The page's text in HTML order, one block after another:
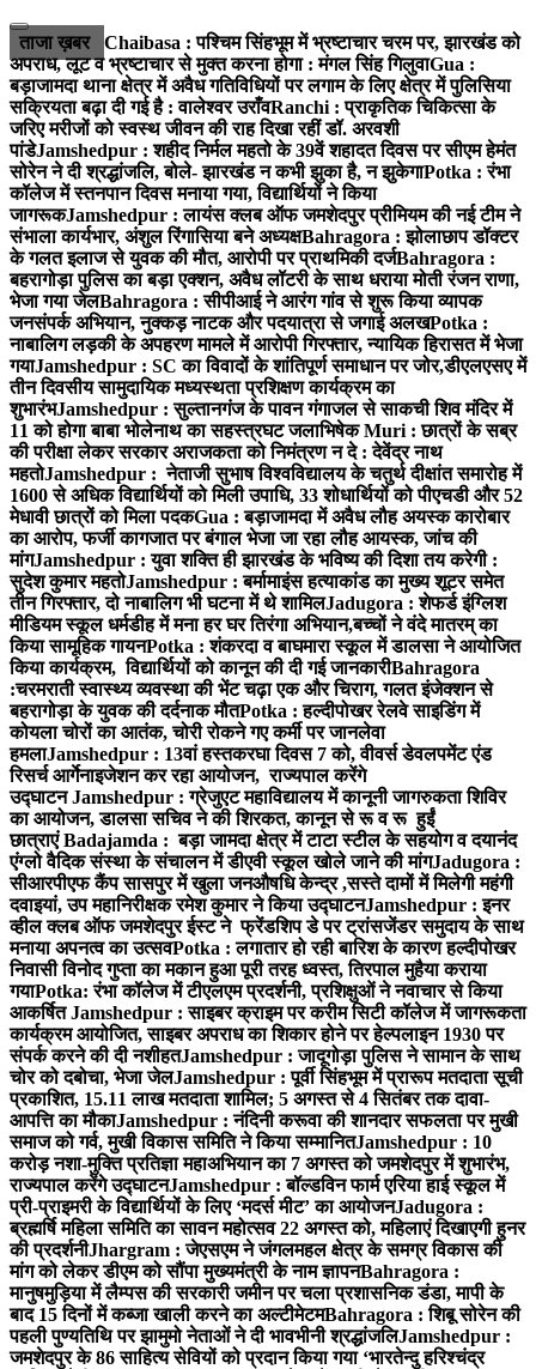
Skip
to
content
ताजा ख़बर
Chaibasa : पश्चिम सिंहभूम में भ्रष्टाचार चरम पर, झारखंड को
अपराध, लूट व भ्रष्टाचार से मुक्त करना होगा : मंगल सिंह गिलुवाGua :
बड़ाजामदा थाना क्षेत्र में अवैध गतिविधियों पर लगाम के लिए क्षेत्र में पुलिसिया
सक्रियता बढ़ा दी गई है : वालेश्वर उराँवRanchi : प्राकृतिक चिकित्सा के
जरिए मरीजों को स्वस्थ जीवन की राह दिखा रहीं डॉ. अरवशी
पांडेJamshedpur : शहीद निर्मल महतो के 39वें शहादत दिवस पर सीएम हेमंत
सोरेन ने दी श्रद्धांजलि, बोले- झारखंड न कभी झुका है, न झुकेगाPotka : रंभा
कॉलेज में स्तनपान दिवस मनाया गया, विद्यार्थियों ने किया
जागरूकJamshedpur : लायंस क्लब ऑफ जमशेदपुर प्रीमियम की नई टीम ने
संभाला कार्यभार, अंशुल रिंगासिया बने अध्यक्षBahragora : झोलाछाप डॉक्टर
के गलत इलाज से युवक की मौत, आरोपी पर प्राथमिकी दर्जBahragora :
बहरागोड़ा पुलिस का बड़ा एक्शन, अवैध लॉटरी के साथ धराया मोती रंजन राणा,
भेजा गया जेलBahragora : सीपीआई ने आरंग गांव से शुरू किया व्यापक
जनसंपर्क अभियान, नुक्कड़ नाटक और पदयात्रा से जगाई अलखPotka :
नाबालिग लड़की के अपहरण मामले में आरोपी गिरफ्तार, न्यायिक हिरासत में भेजा
गयाJamshedpur : SC का विवादों के शांतिपूर्ण समाधान पर जोर,डीएलएसए में
तीन दिवसीय सामुदायिक मध्यस्थता प्रशिक्षण कार्यक्रम का
शुभारंभJamshedpur : सुल्तानगंज के पावन गंगाजल से साकची शिव मंदिर में
11 को होगा बाबा भोलेनाथ का सहस्त्रघट जलाभिषेकMuri : छात्रों के सब्र
की परीक्षा लेकर सरकार अराजकता को निमंत्रण न दे : देवेंद्र नाथ
महतोJamshedpur : नेताजी सुभाष विश्वविद्यालय के चतुर्थ दीक्षांत समारोह में
1600 से अधिक विद्यार्थियों को मिली उपाधि, 33 शोधार्थियों को पीएचडी और 52
मेधावी छात्रों को मिला पदकGua : बड़ाजामदा में अवैध लौह अयस्क कारोबार
का आरोप, फर्जी कागजात पर बंगाल भेजा जा रहा लौह आयस्क, जांच की
मांगJamshedpur : युवा शक्ति ही झारखंड के भविष्य की दिशा तय करेगी :
सुदेश कुमार महतोJamshedpur : बर्मामाइंस हत्याकांड का मुख्य शूटर समेत
तीन गिरफ्तार, दो नाबालिग भी घटना में थे शामिलJadugora : शेफर्ड इंग्लिश
मीडियम स्कूल धर्मडीह में मना हर घर तिरंगा अभियान,बच्चों ने वंदे मातरम् का
किया सामूहिक गायनPotka : शंकरदा व बाघमारा स्कूल में डालसा ने आयोजित
किया कार्यक्रम, विद्यार्थियों को कानून की दी गई जानकारीBahragora
:चरमराती स्वास्थ्य व्यवस्था की भेंट चढ़ा एक और चिराग, गलत इंजेक्शन से
बहरागोड़ा के युवक की दर्दनाक मौतPotka : हल्दीपोखर रेलवे साइडिंग में
कोयला चोरों का आतंक, चोरी रोकने गए कर्मी पर जानलेवा
हमलाJamshedpur : 13वां हस्तकरघा दिवस 7 को, वीवर्स डेवलपमेंट एंड
रिसर्च आर्गेनाइजेशन कर रहा आयोजन, राज्यपाल करेंगे
उद्घाटनJamshedpur : ग्रेजुएट महाविद्यालय में कानूनी जागरुकता शिविर
का आयोजन, डालसा सचिव ने की शिरकत, कानून से रू व रू हुईं
छात्राएंBadajamda : बड़ा जामदा क्षेत्र में टाटा स्टील के सहयोग व दयानंद
एंग्लो वैदिक संस्था के संचालन में डीएवी स्कूल खोले जाने की मांगJadugora :
सीआरपीएफ कैंप सासपुर में खुला जनऔषधि केन्द्र ,सस्ते दामों में मिलेगी महंगी
दवाइयां, उप महानिरीक्षक रमेश कुमार ने किया उद्घाटनJamshedpur : इनर
व्हील क्लब ऑफ जमशेदपुर ईस्ट ने फ्रेंडशिप डे पर ट्रांसजेंडर समुदाय के साथ
मनाया अपनत्व का उत्सवPotka : लगातार हो रही बारिश के कारण हल्दीपोखर
निवासी विनोद गुप्ता का मकान हुआ पूरी तरह ध्वस्त, तिरपाल मुहैया कराया
गयाPotka: रंभा कॉलेज में टीएलएम प्रदर्शनी, प्रशिक्षुओं ने नवाचार से किया
आकर्षितJamshedpur : साइबर क्राइम पर करीम सिटी कॉलेज में जागरूकता
कार्यक्रम आयोजित, साइबर अपराध का शिकार होने पर हेल्पलाइन 1930 पर
संपर्क करने की दी नशीहतJamshedpur : जादूगोड़ा पुलिस ने सामान के साथ
चोर को दबोचा, भेजा जेलJamshedpur : पूर्वी सिंहभूम में प्रारूप मतदाता सूची
प्रकाशित, 15.11 लाख मतदाता शामिल; 5 अगस्त से 4 सितंबर तक दावा-
आपत्ति का मौकाJamshedpur : नंदिनी करूवा की शानदार सफलता पर मुखी
समाज को गर्व, मुखी विकास समिति ने किया सम्मानितJamshedpur : 10
करोड़ नशा-मुक्ति प्रतिज्ञा महाअभियान का 7 अगस्त को जमशेदपुर में शुभारंभ,
राज्यपाल करेंगे उद्घाटनJamshedpur : बॉल्डविन फार्म एरिया हाई स्कूल में
प्री-प्राइमरी के विद्यार्थियों के लिए ‘मदर्स मीट’ का आयोजनJadugora :
ब्रह्मर्षि महिला समिति का सावन महोत्सव 22 अगस्त को, महिलाएं दिखाएगी हुनर
की प्रदर्शनीJhargram : जेएसएम ने जंगलमहल क्षेत्र के समग्र विकास की
मांग को लेकर डीएम को सौंपा मुख्यमंत्री के नाम ज्ञापनBahragora :
मानुषमुड़िया में लैम्पस की सरकारी जमीन पर चला प्रशासनिक डंडा, मापी के
बाद 15 दिनों में कब्जा खाली करने का अल्टीमेटमBahragora : शिबू सोरेन की
पहली पुण्यतिथि पर झामुमो नेताओं ने दी भावभीनी श्रद्धांजलिJamshedpur :
जमशेदपुर के 86 साहित्य सेवियों को प्रदान किया गया ‘भारतेन्दु हरिश्चंद्र